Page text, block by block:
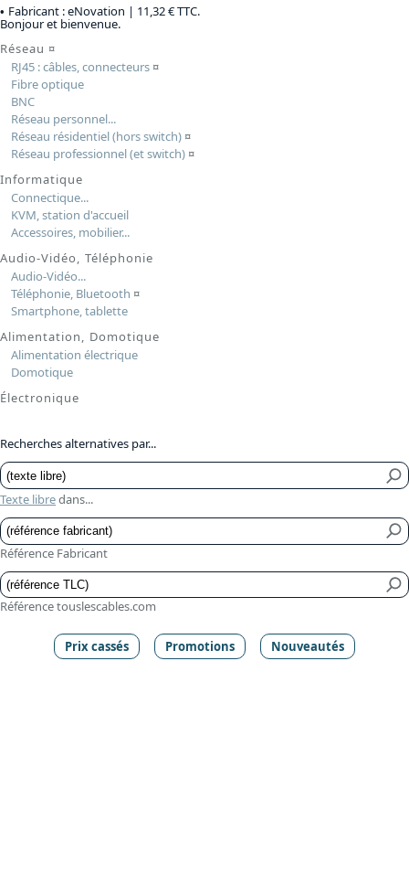
Fabricant : eNovation | 11,32 € TTC.
Bonjour et bienvenue.
Réseau ¤
RJ45 : câbles, connecteurs¤
Fibre optique
BNC
Réseau personnel...
Réseau résidentiel (hors switch)¤
Réseau professionnel (et switch)¤
Informatique
Connectique...
KVM, station d'accueil
Accessoires, mobilier...
Audio-Vidéo, Téléphonie
Audio-Vidéo...
Téléphonie, Bluetooth ¤
Smartphone, tablette
Alimentation, Domotique
Alimentation électrique
Domotique
Électronique
Recherches alternatives par...
Texte libredans...
Référence Fabricant
Référence touslescables.com
Prix cassés Promotions Nouveautés